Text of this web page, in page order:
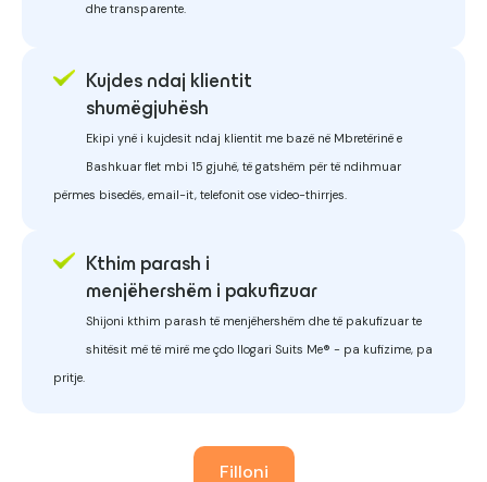
dhe transparente.
Kujdes ndaj klientit
shumëgjuhësh
Ekipi ynë i kujdesit ndaj klientit me bazë në Mbretërinë e
Bashkuar flet mbi 15 gjuhë, të gatshëm për të ndihmuar
përmes bisedës, email-it, telefonit ose video-thirrjes.
Kthim parash i
menjëhershëm i pakufizuar
Shijoni kthim parash të menjëhershëm dhe të pakufizuar te
shitësit më të mirë me çdo llogari Suits Me® - pa kufizime, pa
pritje.
Filloni